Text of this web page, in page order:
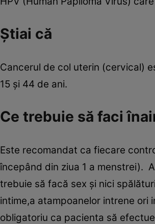
Ştiai că
Cancerul de col uterin (cervical)
15 şi 44 de ani.
Ce trebuie să faci
Este recomandat ca fiecare
începând din ziua 1 a menstrei).
trebuie să facă sex şi nici
intime,a atampoanelor intrene ori
obligatoriu ca pacienta să